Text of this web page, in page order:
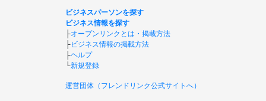
ビジネスパーソンを探す
ビジネス情報を探す
├オープンリンクとは・掲載方法
├ビジネス情報の掲載方法
├ヘルプ
└新規登録
運営団体（フレンドリンク公式サイトへ）